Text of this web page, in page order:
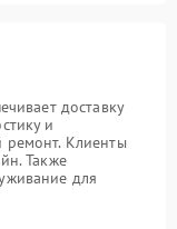
доставку
и
ремонт. Клиенты
Также
для